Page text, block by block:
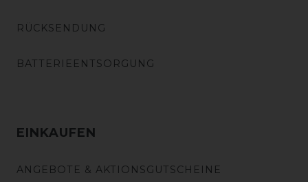
RÜCKSENDUNG
BATTERIEENTSORGUNG
EINKAUFEN
ANGEBOTE & AKTIONSGUTSCHEINE